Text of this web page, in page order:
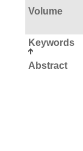
Volume
Keywords
Abstract